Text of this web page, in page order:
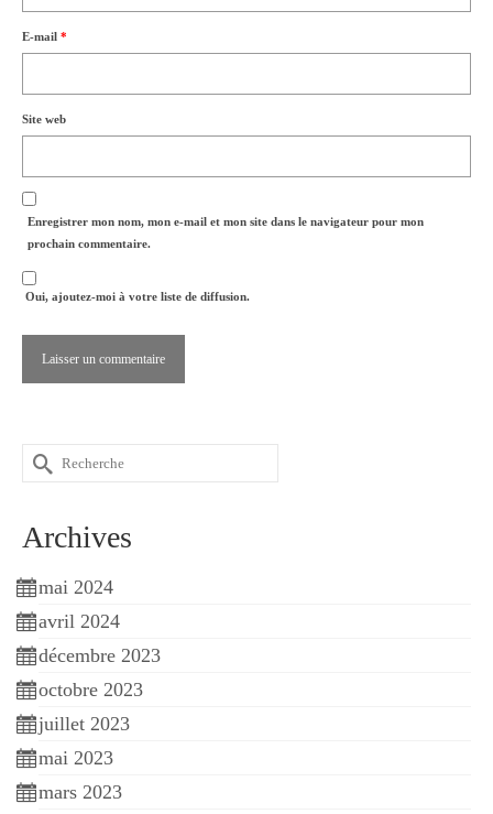
E-mail *
Site web
Enregistrer mon nom, mon e-mail et mon site dans le navigateur pour mon
prochain commentaire.
Oui, ajoutez-moi à votre liste de diffusion.
R
e
e
c
h
e
r
:
Archives
mai 2024
avril 2024
décembre 2023
octobre 2023
juillet 2023
mai 2023
mars 2023